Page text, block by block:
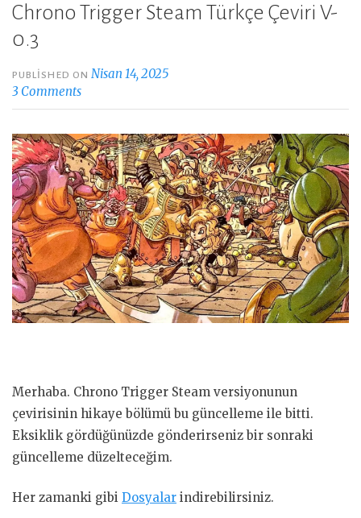
Chrono Trigger Steam Türkçe Çeviri V-
0.3
PUBLISHED ON Nisan 14, 2025
3 Comments
Merhaba. Chrono Trigger Steam versiyonunun
çevirisinin hikaye bölümü bu güncelleme ile bitti.
Eksiklik gördüğünüzde gönderirseniz bir sonraki
güncelleme düzelteceğim.
Her zamanki gibi Dosyalar indirebilirsiniz.